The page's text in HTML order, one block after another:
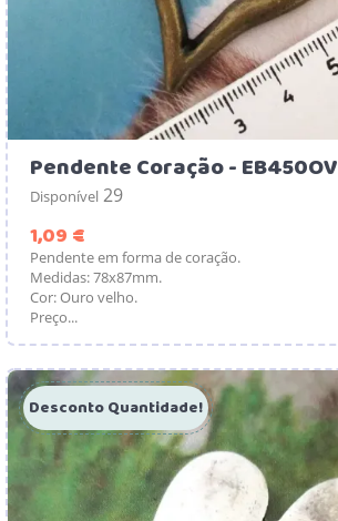
Pendente Coração - EB450OV
Disponível 29
1,09 €
Pendente em forma de coração.
Medidas: 78x87mm.
Cor: Ouro velho.
Preço...
Desconto Quantidade!